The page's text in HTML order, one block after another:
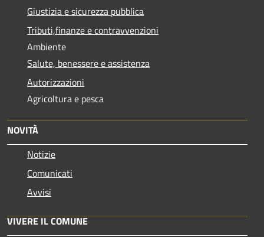
Giustizia e sicurezza pubblica
Tributi,finanze e contravvenzioni
Ambiente
Salute, benessere e assistenza
Autorizzazioni
Agricoltura e pesca
NOVITÀ
Notizie
Comunicati
Avvisi
VIVERE IL COMUNE